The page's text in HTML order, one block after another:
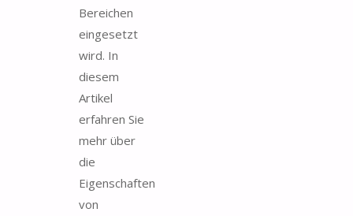
Bereichen
eingesetzt
wird. In
diesem
Artikel
erfahren Sie
mehr über
die
Eigenschaften
von